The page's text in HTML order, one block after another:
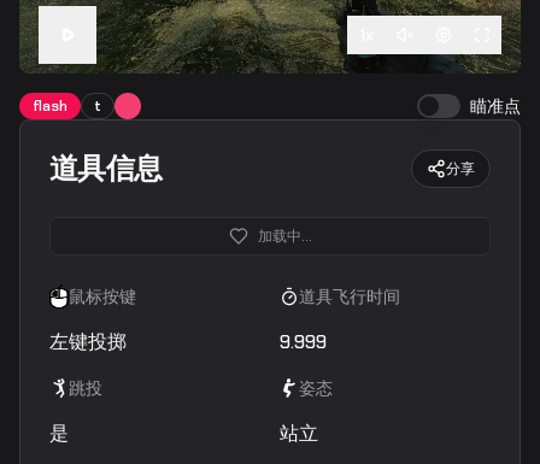
flash t 瞄准点
道具信息 分享
加载中...
鼠标按键
左键投掷
道具飞行时间
9.999
跳投
是
姿态
站立